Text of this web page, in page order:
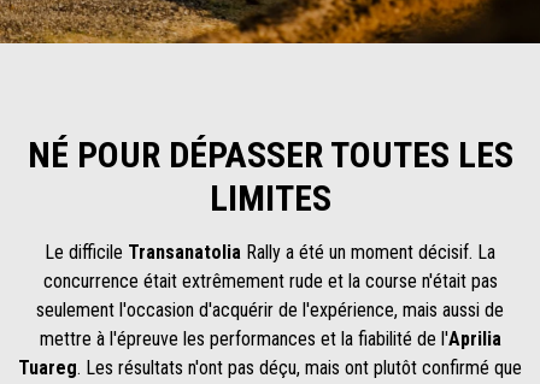
NÉ POUR DÉPASSER TOUTES LES
LIMITES
Le difficile Transanatolia Rally a été un moment décisif. La
concurrence était extrêmement rude et la course n'était pas
seulement l'occasion d'acquérir de l'expérience, mais aussi de
mettre à l'épreuve les performances et la fiabilité de l'Aprilia
Tuareg. Les résultats n'ont pas déçu, mais ont plutôt confirmé que